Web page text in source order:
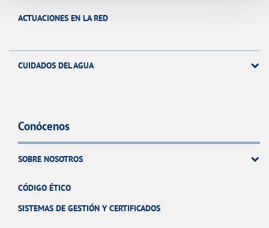
ACTUACIONES EN LA RED
CUIDADOS DEL AGUA
Conócenos
SOBRE NOSOTROS
CÓDIGO ÉTICO
SISTEMAS DE GESTIÓN Y CERTIFICADOS